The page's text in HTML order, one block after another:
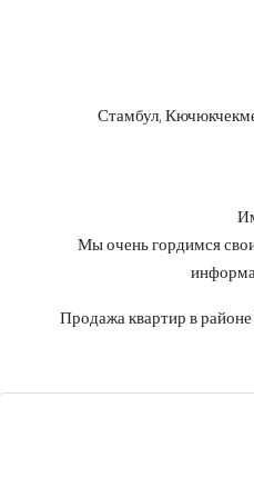
Стамбул,
Мы очень гордимся
Продажа квартир в